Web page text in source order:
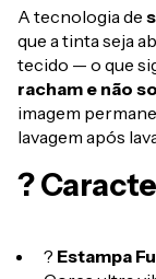
A tecnologia de
que a tinta seja
tecido — o que
racham e não
imagem
lavagem após
?
? Estampa